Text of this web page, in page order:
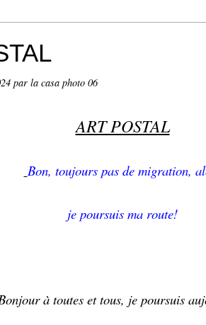
par la casa photo 06
ART POSTAL
Bon, toujours pas de migration,
je poursuis ma route!
à toutes et tous, je poursuis